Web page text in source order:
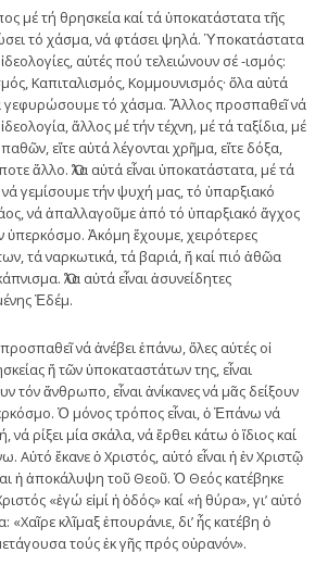
μέ τή θρησκεία καί τά ὑποκατάστατα τῆς
τό χάσμα, νά φτάσει ψηλά. Ὑποκατάστατα
ἰδεολογίες, αὐτές πού τελειώνουν σέ -ισμός:
Καπιταλισμός, Κομμουνισμός· ὅλα αὐτά
γεφυρώσουμε τό χάσμα. Ἄλλος προσπαθεῖ νά
ἄλλος μέ τήν τέχνη, μέ τά ταξίδια, μέ
εἴτε αὐτά λέγονται χρῆμα, εἴτε δόξα,
ἄλλο. Ὅλα αὐτά εἶναι ὑποκατάστατα, μέ τά
γεμίσουμε τήν ψυχή μας, τό ὑπαρξιακό
νά ἀπαλλαγοῦμε ἀπό τό ὑπαρξιακό ἄγχος
ὑπερκόσμο. Ἀκόμη ἔχουμε, χειρότερες
τά ναρκωτικά, τά βαριά, ἤ καί πιό ἀθῶα
Ὅλα αὐτά εἶναι ἀσυνείδητες
Ἐδέμ.
νά ἀνέβει ἐπάνω, ὅλες αὐτές οἱ
ἤ τῶν ὑποκαταστάτων της, εἶναι
τόν ἄνθρωπο, εἶναι ἀνίκανες νά μᾶς δείξουν
Ὁ μόνος τρόπος εἶναι, ὁ Ἐπάνω νά
νά ρίξει μία σκάλα, νά ἔρθει κάτω ὁ ἴδιος καί
Αὐτό ἔκανε ὁ Χριστός, αὐτό εἶναι ἡ ἐν Χριστῷ
ἡ ἀποκάλυψη τοῦ Θεοῦ. Ὁ Θεός κατέβηκε
«ἐγώ εἰμί ἡ ὁδός» καί «ἡ θύρα», γι’ αὐτό
«Χαῖρε κλῖμαξ ἐπουράνιε, δι’ ἧς κατέβη ὁ
τούς ἐκ γῆς πρός οὐρανόν».